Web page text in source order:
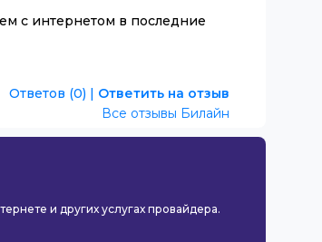
Все отзывы Билайн
с интернетом в последние
Ответов (0) | Ответить на отзыв
и других услугах провайдера.